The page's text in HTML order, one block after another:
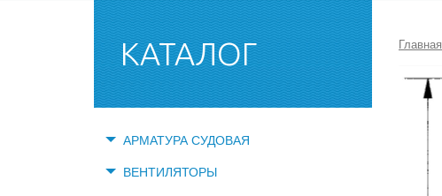
КАТАЛОГ
АРМАТУРА СУДОВАЯ
ВЕНТИЛЯТОРЫ
Главная